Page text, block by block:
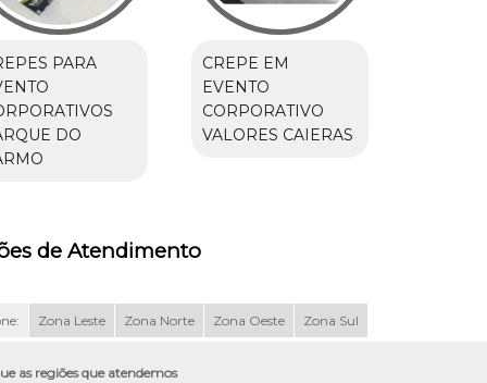
PARA
DO
CREPE EM
EVENTO
CORPORATIVO
VALORES CAIERAS
de Atendimento
Zona Leste Zona Norte Zona Oeste Zona Sul
as regiões que atendemos